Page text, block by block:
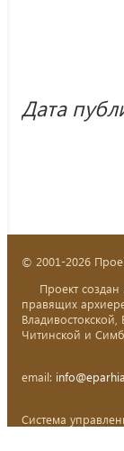
Дата
© 2001-2026
Проект создан
правящих
Владивостокской,
Читинской и
email:
Система